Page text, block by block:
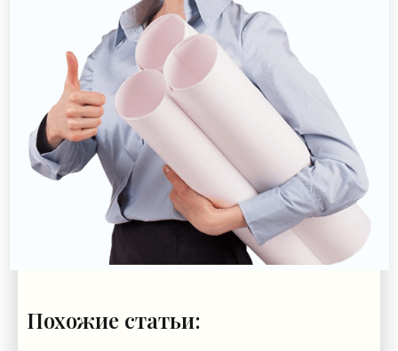
Похожие статьи: